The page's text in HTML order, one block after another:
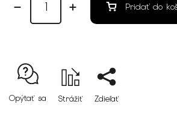
Pridať do
Opýtať sa Strážiť Zdieľať